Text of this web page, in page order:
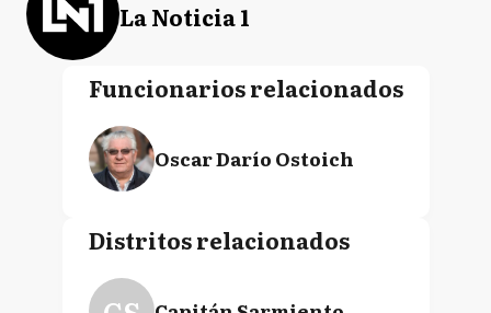
La Noticia 1
Funcionarios relacionados
Oscar Darío Ostoich
Distritos relacionados